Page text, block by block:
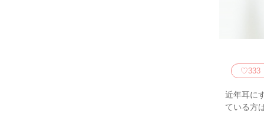
♡333
近年耳に
ている方